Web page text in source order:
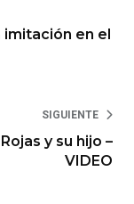
imitación en el
SIGUIENTE
y su hijo –
VIDEO